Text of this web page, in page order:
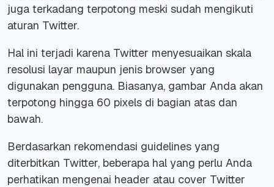
juga terkadang terpotong meski sudah mengikuti
aturan Twitter.
Hal ini terjadi karena Twitter menyesuaikan skala
resolusi layar maupun jenis browser yang
digunakan pengguna. Biasanya, gambar Anda akan
terpotong hingga 60 pixels di bagian atas dan
bawah.
Berdasarkan rekomendasi guidelines yang
diterbitkan Twitter, beberapa hal yang perlu Anda
perhatikan mengenai header atau cover Twitter